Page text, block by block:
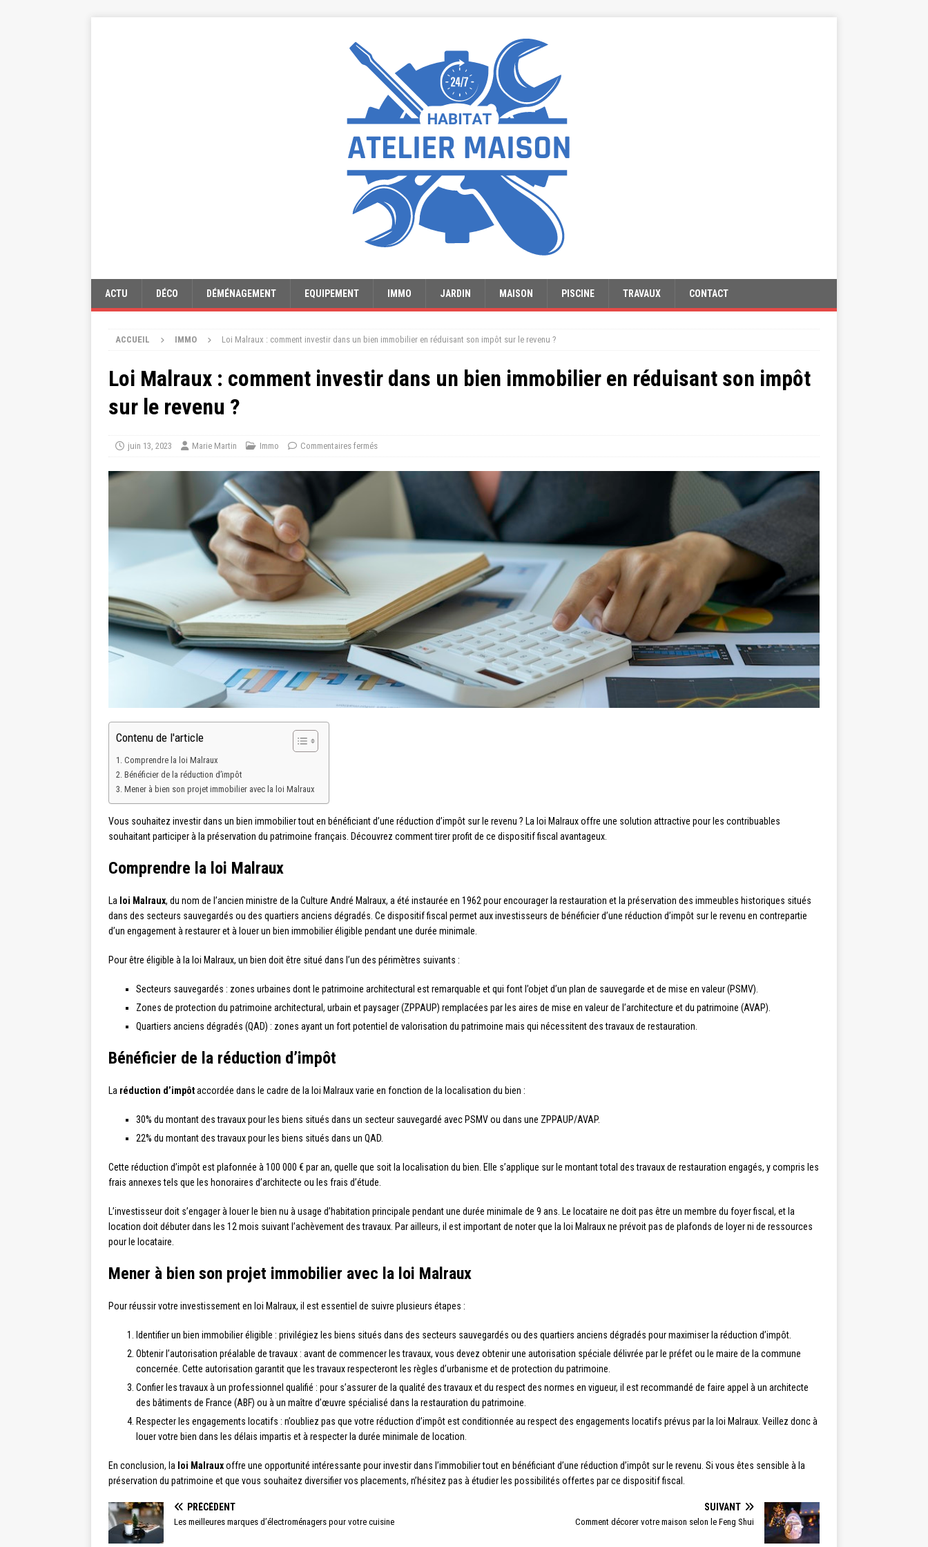
ACTU DÉCO DÉMÉNAGEMENT EQUIPEMENT IMMO JARDIN MAISON PISCINE TRAVAUX CONTACT
ACCUEIL IMMO Loi Malraux : comment investir dans un bien immobilier en réduisant son impôt sur le revenu ?
Loi Malraux : comment investir dans un bien immobilier en réduisant son impôt
sur le revenu ?
juin 13, 2023 Marie Martin Immo Commentaires fermés
Contenu de l'article
Comprendre la loi Malraux
Bénéficier de la réduction d’impôt
Mener à bien son projet immobilier avec la loi Malraux
Vous souhaitez investir dans un bien immobilier tout en bénéficiant d’une réduction d’impôt sur le revenu ? La loi Malraux offre une solution attractive pour les contribuables
souhaitant participer à la préservation du patrimoine français. Découvrez comment tirer profit de ce dispositif fiscal avantageux.
Comprendre la loi Malraux
La loi Malraux, du nom de l’ancien ministre de la Culture André Malraux, a été instaurée en 1962 pour encourager la restauration et la préservation des immeubles historiques situés
dans des secteurs sauvegardés ou des quartiers anciens dégradés. Ce dispositif fiscal permet aux investisseurs de bénéficier d’une réduction d’impôt sur le revenu en contrepartie
d’un engagement à restaurer et à louer un bien immobilier éligible pendant une durée minimale.
Pour être éligible à la loi Malraux, un bien doit être situé dans l’un des périmètres suivants :
Secteurs sauvegardés : zones urbaines dont le patrimoine architectural est remarquable et qui font l’objet d’un plan de sauvegarde et de mise en valeur (PSMV).
Zones de protection du patrimoine architectural, urbain et paysager (ZPPAUP) remplacées par les aires de mise en valeur de l’architecture et du patrimoine (AVAP).
Quartiers anciens dégradés (QAD) : zones ayant un fort potentiel de valorisation du patrimoine mais qui nécessitent des travaux de restauration.
Bénéficier de la réduction d’impôt
La réduction d’impôtaccordée dans le cadre de la loi Malraux varie en fonction de la localisation du bien :
30% du montant des travaux pour les biens situés dans un secteur sauvegardé avec PSMV ou dans une ZPPAUP/AVAP.
22% du montant des travaux pour les biens situés dans un QAD.
Cette réduction d’impôt est plafonnée à 100 000 € par an, quelle que soit la localisation du bien. Elle s’applique sur le montant total des travaux de restauration engagés, y compris les
frais annexes tels que les honoraires d’architecte ou les frais d’étude.
L’investisseur doit s’engager à louer le bien nu à usage d’habitation principale pendant une durée minimale de 9 ans. Le locataire ne doit pas être un membre du foyer fiscal, et la
location doit débuter dans les 12 mois suivant l’achèvement des travaux. Par ailleurs, il est important de noter que la loi Malraux ne prévoit pas de plafonds de loyer ni de ressources
pour le locataire.
Mener à bien son projet immobilier avec la loi Malraux
Pour réussir votre investissement en loi Malraux, il est essentiel de suivre plusieurs étapes :
Identifier un bien immobilier éligible : privilégiez les biens situés dans des secteurs sauvegardés ou des quartiers anciens dégradés pour maximiser la réduction d’impôt.
Obtenir l’autorisation préalable de travaux : avant de commencer les travaux, vous devez obtenir une autorisation spéciale délivrée par le préfet ou le maire de la commune
concernée. Cette autorisation garantit que les travaux respecteront les règles d’urbanisme et de protection du patrimoine.
Confier les travaux à un professionnel qualifié : pour s’assurer de la qualité des travaux et du respect des normes en vigueur, il est recommandé de faire appel à un architecte
des bâtiments de France (ABF) ou à un maître d’œuvre spécialisé dans la restauration du patrimoine.
Respecter les engagements locatifs : n’oubliez pas que votre réduction d’impôt est conditionnée au respect des engagements locatifs prévus par la loi Malraux. Veillez donc à
louer votre bien dans les délais impartis et à respecter la durée minimale de location.
En conclusion, la loi Malrauxoffre une opportunité intéressante pour investir dans l’immobilier tout en bénéficiant d’une réduction d’impôt sur le revenu. Si vous êtes sensible à la
préservation du patrimoine et que vous souhaitez diversifier vos placements, n’hésitez pas à étudier les possibilités offertes par ce dispositif fiscal.
PRÉCÉDENT
Les meilleures marques d’électroménagers pour votre cuisine
SUIVANT
Comment décorer votre maison selon le Feng Shui